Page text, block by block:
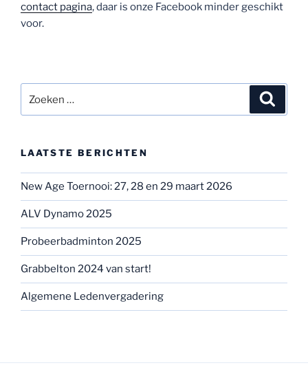
contact pagina, daar is onze Facebook minder geschikt
voor.
naar:
LAATSTE BERICHTEN
New Age Toernooi: 27, 28 en 29 maart 2026
ALV Dynamo 2025
Probeerbadminton 2025
Grabbelton 2024 van start!
Algemene Ledenvergadering